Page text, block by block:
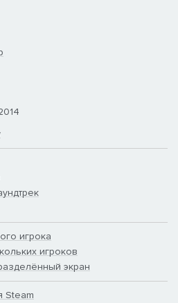
игрока
игроков
экран
Steam